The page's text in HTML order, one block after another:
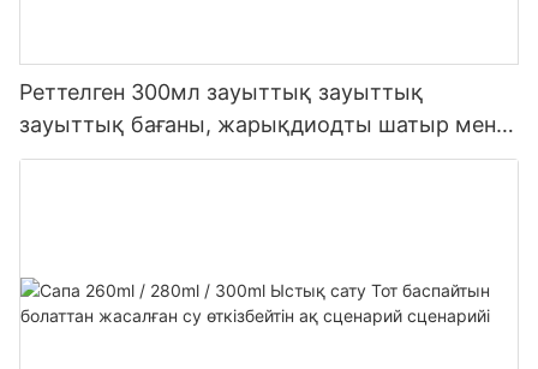
Реттелген 300мл зауыттық зауыттық
зауыттық бағаны, жарықдиодты шатыр мен
сірі сірі сетикалық силикон герметикасы үшін